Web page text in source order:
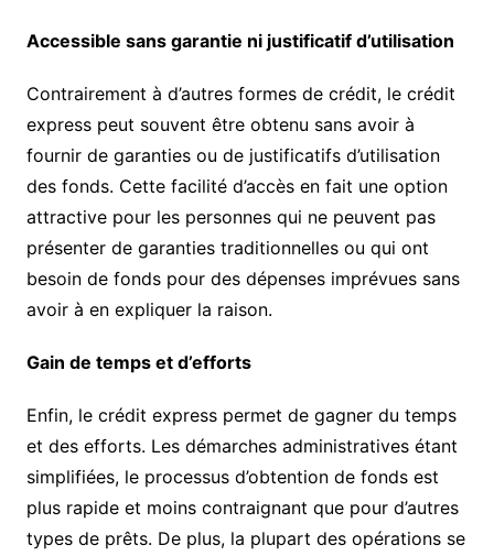
Accessible sans garantie ni justificatif d’utilisation
Contrairement à d’autres formes de crédit, le crédit
express peut souvent être obtenu sans avoir à
fournir de garanties ou de justificatifs d’utilisation
des fonds. Cette facilité d’accès en fait une option
attractive pour les personnes qui ne peuvent pas
présenter de garanties traditionnelles ou qui ont
besoin de fonds pour des dépenses imprévues sans
avoir à en expliquer la raison.
Gain de temps et d’efforts
Enfin, le crédit express permet de gagner du temps
et des efforts. Les démarches administratives étant
simplifiées, le processus d’obtention de fonds est
plus rapide et moins contraignant que pour d’autres
types de prêts. De plus, la plupart des opérations se